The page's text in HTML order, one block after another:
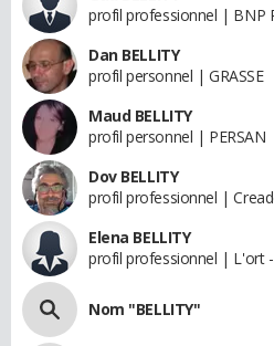
profil professionnel | BNP
Dan BELLITY
profil personnel | GRASSE
Maud BELLITY
profil personnel | PERSAN
Dov BELLITY
profil professionnel |
Elena BELLITY
profil professionnel | L'ort
Nom "BELLITY"